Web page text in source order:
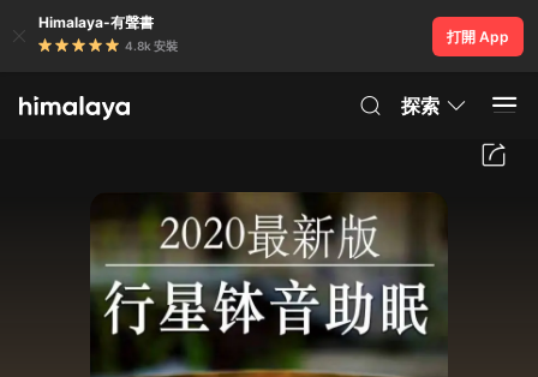
Himalaya-有聲書
4.8k 安裝
打開 App
探索